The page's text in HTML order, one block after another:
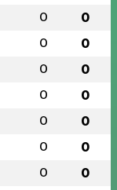
0 0
0 0
0 0
0 0
0 0
0 0
0 0